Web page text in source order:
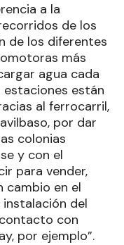
a la
de los
de los diferentes
más
agua cada
estaciones están
al ferrocarril,
por dar
colonias
y con el
para vender,
cambio en el
del
con
por ejemplo”.